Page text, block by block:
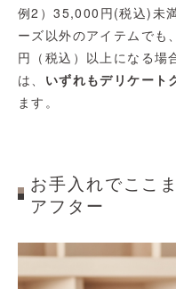
例2）35,000円(税込)未
ーズ以外のアイテムで
円（税込）以上になる場
は、 いずれもデリケート
ます。
お手入れでここ
アフター